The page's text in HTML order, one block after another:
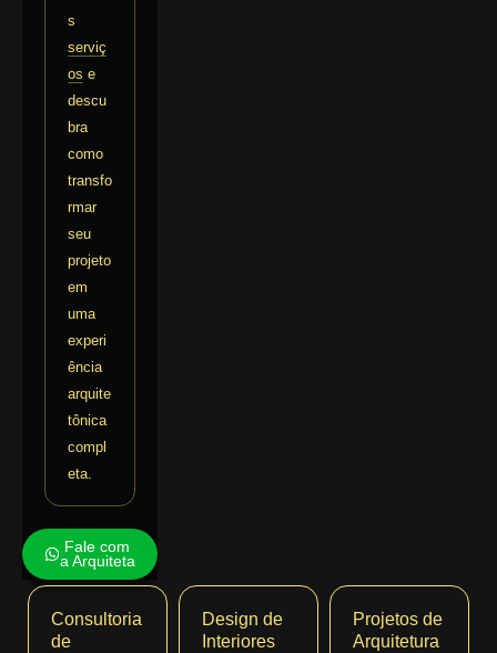
s
serviç
os e
descu
bra
como
transfo
rmar
seu
projeto
em
uma
experi
ência
arquite
tônica
compl
eta.
Fale com
a Arquiteta
Consultoria
de
Design de
Interiores
Projetos de
Arquitetura